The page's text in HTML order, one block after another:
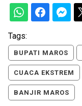
Tags:
BUPATI MAROS
CUACA EKSTREM
BANJIR MAROS